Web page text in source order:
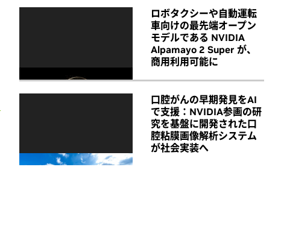
ロボタクシーや自動運転
車向けの最先端オープン
モデルである NVIDIA
Alpamayo 2 Super が、
商用利用可能に
口腔がんの早期発見をAI
で支援：NVIDIA参画の研
究を基盤に開発された口
腔粘膜画像解析システム
が社会実装へ